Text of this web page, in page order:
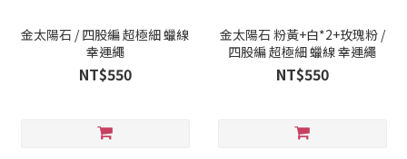
金太陽石 / 四股編 超極細 蠟線
幸運繩
NT$550
金太陽石 粉黃+白*2+玫瑰粉 /
四股編 超極細 蠟線 幸運繩
NT$550